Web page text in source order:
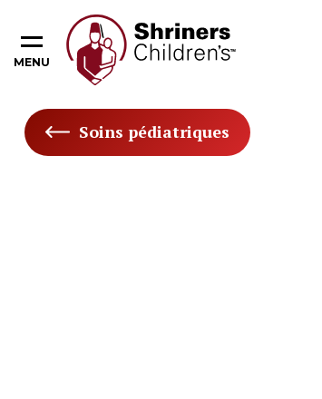
MENU
Soins pédiatriques